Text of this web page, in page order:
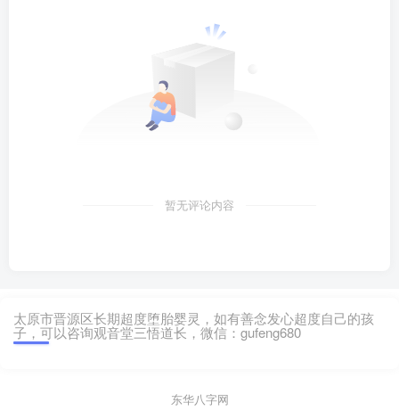
暂无评论内容
太原市晋源区长期超度堕胎婴灵，如有善念发心超度自己的孩
子，可以咨询观音堂三悟道长，微信：gufeng680
东华八字网